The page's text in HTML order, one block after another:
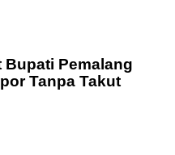
Pemalang
Tanpa Takut